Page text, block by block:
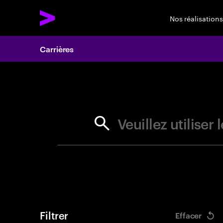
Nos réalisations
Carrières
Veuillez utiliser
Filtrer Effacer